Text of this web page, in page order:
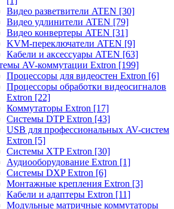
Видео разветвители ATEN [30]
Видео удлинители ATEN [79]
Видео конвертеры ATEN [31]
KVM-переключатели ATEN [9]
Кабели и аксессуары ATEN [63]
AV-коммутации Extron [199]
Процессоры для видеостен Extron [6]
Процессоры обработки видеосигналов
Extron [22]
Коммутаторы Extron [17]
Системы DTP Extron [43]
USB для профессиональных AV-систем
Extron [5]
Системы XTP Extron [30]
Аудиооборудование Extron [1]
Системы DXP Extron [6]
Монтажные крепления Extron [3]
Кабели и адаптеры Extron [11]
Модульные матричные коммутаторы